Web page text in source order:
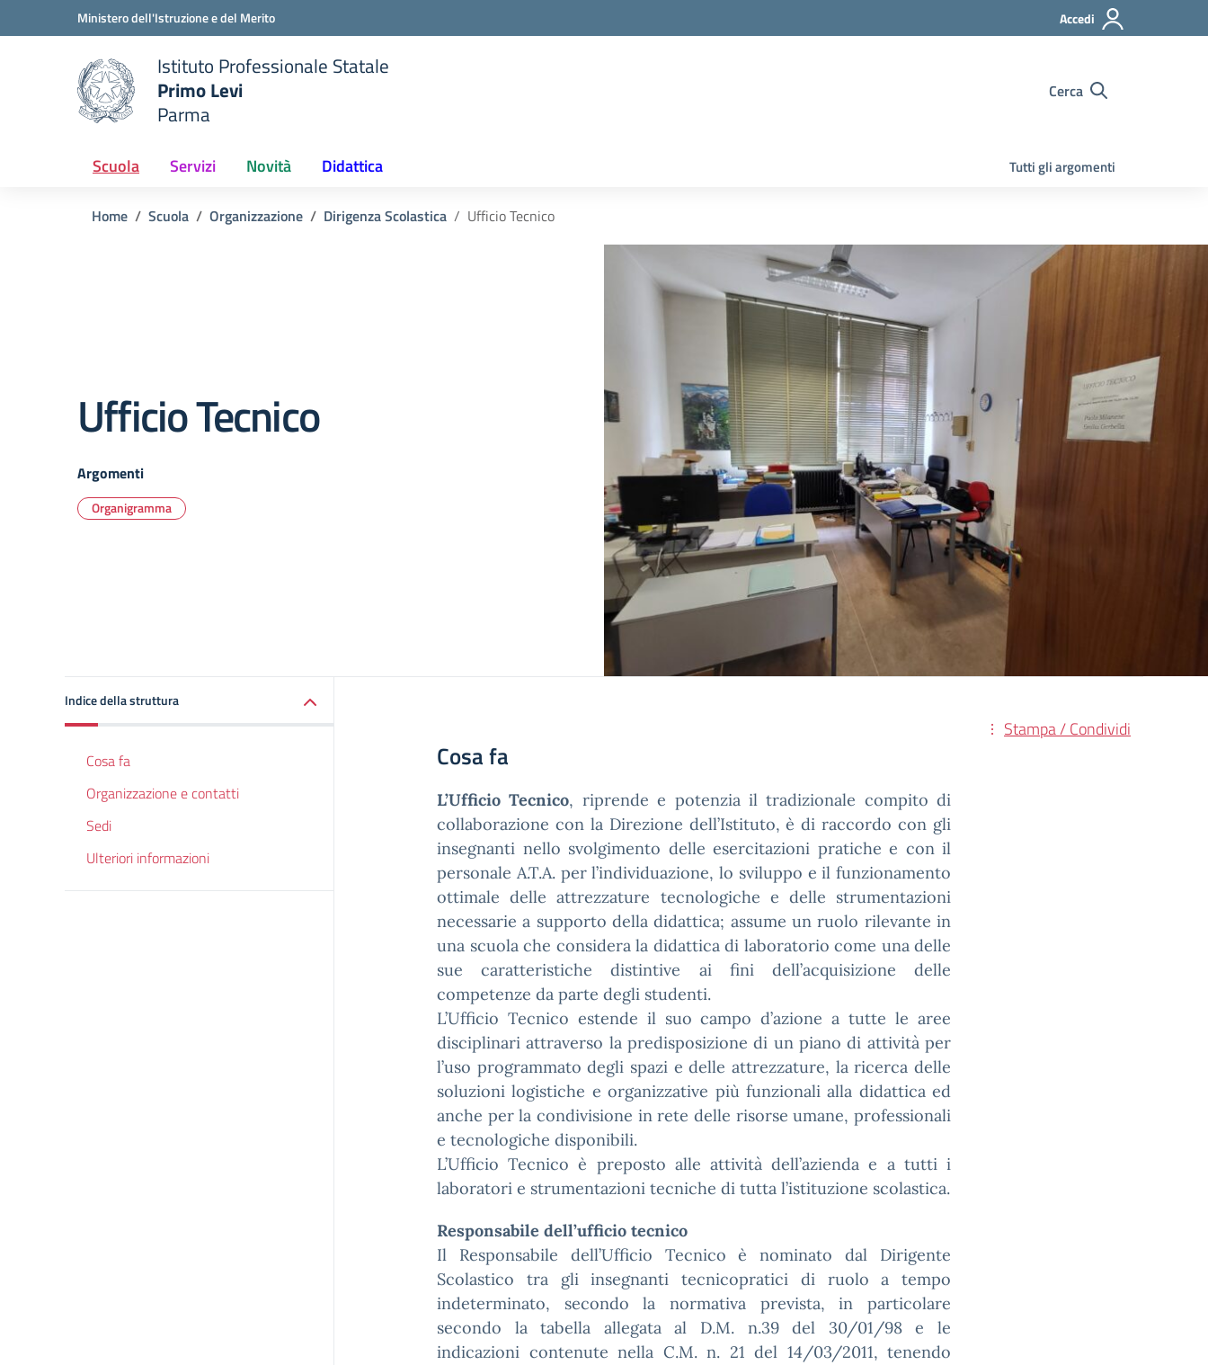
Vai ai contenuti
Vai al menu di navigazioneMinistero dell'Istruzione e del Merito Accedi
scuola
Istituto Professionale Statale
Primo Levi
Parma
Cerca
Scuola Servizi Novità Didattica Tutti gli argomenti
Home Scuola Organizzazione Dirigenza Scolastica Ufficio Tecnico
Ufficio Tecnico
Argomenti
Organigramma
Indice della struttura
Cosa fa
Organizzazione e contatti
Sedi
Ulteriori informazioni
Stampa / Condividi
Cosa fa
L’Ufficio Tecnico, riprende e potenzia il tradizionale compito di
collaborazione con la Direzione dell’Istituto, è di raccordo con gli
insegnanti nello svolgimento delle esercitazioni pratiche e con il
personale A.T.A. per l’individuazione, lo sviluppo e il funzionamento
ottimale delle attrezzature tecnologiche e delle strumentazioni
necessarie a supporto della didattica; assume un ruolo rilevante in
una scuola che considera la didattica di laboratorio come una delle
sue caratteristiche distintive ai fini dell’acquisizione delle
competenze da parte degli studenti.
L’Ufficio Tecnico estende il suo campo d’azione a tutte le aree
disciplinari attraverso la predisposizione di un piano di attività per
l’uso programmato degli spazi e delle attrezzature, la ricerca delle
soluzioni logistiche e organizzative più funzionali alla didattica ed
anche per la condivisione in rete delle risorse umane, professionali
e tecnologiche disponibili.
L’Ufficio Tecnico è preposto alle attività dell’azienda e a tutti i
laboratori e strumentazioni tecniche di tutta l’istituzione scolastica.
Responsabile dell’ufficio tecnico
Il Responsabile dell’Ufficio Tecnico è nominato dal Dirigente
Scolastico tra gli insegnanti tecnicopratici di ruolo a tempo
indeterminato, secondo la normativa prevista, in particolare
secondo la tabella allegata al D.M. n.39 del 30/01/98 e le
indicazioni contenute nella C.M. n. 21 del 14/03/2011, tenendo